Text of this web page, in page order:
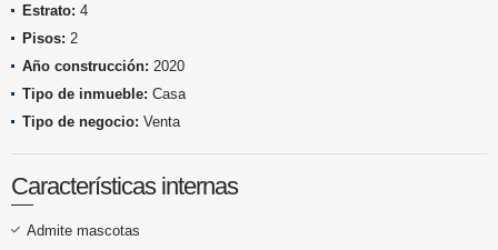
Estrato: 4
Pisos: 2
Año construcción: 2020
Tipo de inmueble: Casa
Tipo de negocio: Venta
Características internas
Admite mascotas